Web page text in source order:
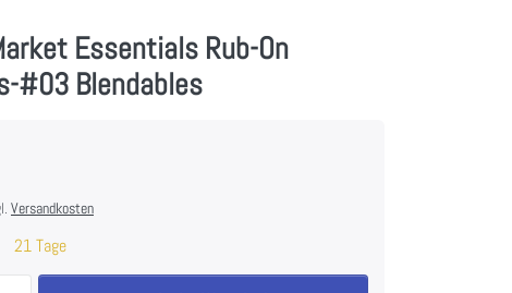
Essentials Rub-On
#03 Blendables
Versandkosten
21 Tage
49 And Market Essentials Rub-On Transfers-#03 Blendables zu 7,00 €,